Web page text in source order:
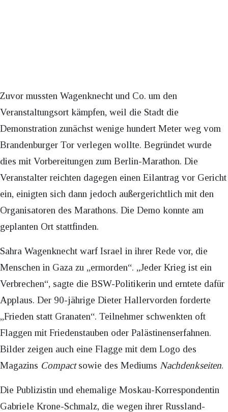
Zuvor mussten Wagenknecht und Co. um den
Veranstaltungsort kämpfen, weil die Stadt die
Demonstration zunächst wenige hundert Meter weg vom
Brandenburger Tor verlegen wollte. Begründet wurde
dies mit Vorbereitungen zum Berlin-Marathon. Die
Veranstalter reichten dagegen einen Eilantrag vor Gericht
ein, einigten sich dann jedoch außergerichtlich mit den
Organisatoren des Marathons. Die Demo konnte am
geplanten Ort stattfinden.
Sahra Wagenknecht warf Israel in ihrer Rede vor, die
Menschen in Gaza zu „ermorden“. „Jeder Krieg ist ein
Verbrechen“, sagte die BSW-Politikerin und erntete dafür
Applaus. Der 90-jährige Dieter Hallervorden forderte
„Frieden statt Granaten“. Teilnehmer schwenkten oft
Flaggen mit Friedenstauben oder Palästinenserfahnen.
Bilder zeigen auch eine Flagge mit dem Logo des
Magazins Compactsowie des Mediums Nachdenkseiten.
Die Publizistin und ehemalige Moskau-Korrespondentin
Gabriele Krone-Schmalz, die wegen ihrer Russland-